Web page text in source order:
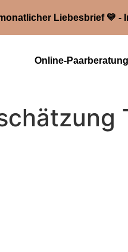
Liebesbrief 💛
Online-Paarberatung